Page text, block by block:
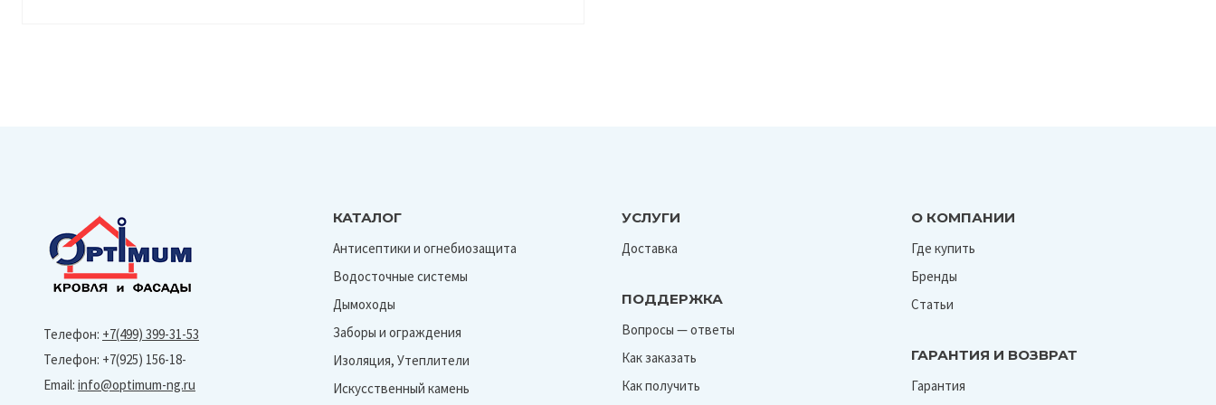
Телефон: +7(499) 399-31-53
Телефон: +7(925) 156-18-
Email: info@optimum-ng.ru
КАТАЛОГ
Антисептики и огнебиозащита
Водосточные системы
Дымоходы
Заборы и ограждения
Изоляция, Утеплители
Искусственный камень
УСЛУГИ
Доставка
ПОДДЕРЖКА
Вопросы — ответы
Как заказать
Как получить
О КОМПАНИИ
Где купить
Бренды
Статьи
ГАРАНТИЯ И ВОЗВРАТ
Гарантия